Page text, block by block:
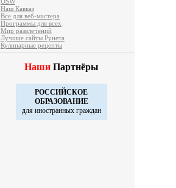
OSW
Наш Кавказ
Все для веб-мастера
Программы для всех
Мир развлечений
Лучшие сайты Рунета
Кулинарные рецепты
НашиПартнёры
РОССИЙСКОЕ
ОБРАЗОВАНИЕ
для иностранных граждан